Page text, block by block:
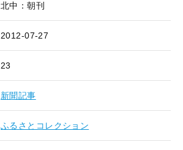
北中：朝刊
2012-07-27
23
新聞記事
ふるさとコレクション